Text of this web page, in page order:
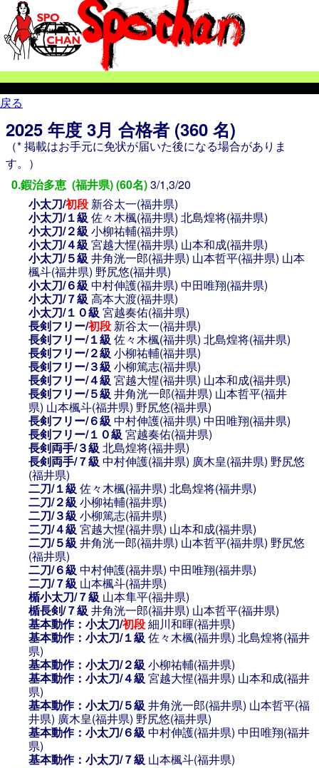
戻る
2025 年度 3月 合格者 (360 名)
（* 掲載はお手元に免状が届いた後になる場合がありま
す。）
0.鍜治多恵 (福井県) (60名)3/1,3/20
小太刀/初段 新谷太一(福井県)
小太刀/１級 佐々木楓(福井県) 北島煌将(福井県)
小太刀/２級 小柳祐輔(福井県)
小太刀/４級 宮越大惺(福井県) 山本和成(福井県)
小太刀/５級 井角洸一郎(福井県) 山本哲平(福井県) 山本
楓斗(福井県) 野尻悠(福井県)
小太刀/６級 中村伸護(福井県) 中田唯翔(福井県)
小太刀/７級 高本大渡(福井県)
小太刀/１０級 宮越奏佑(福井県)
長剣フリー/初段 新谷太一(福井県)
長剣フリー/１級 佐々木楓(福井県) 北島煌将(福井県)
長剣フリー/２級 小柳祐輔(福井県)
長剣フリー/３級 小柳篤志(福井県)
長剣フリー/４級 宮越大惺(福井県) 山本和成(福井県)
長剣フリー/５級 井角洸一郎(福井県) 山本哲平(福井
県) 山本楓斗(福井県) 野尻悠(福井県)
長剣フリー/６級 中村伸護(福井県) 中田唯翔(福井県)
長剣フリー/１０級 宮越奏佑(福井県)
長剣両手/３級 北島煌将(福井県)
長剣両手/７級 中村伸護(福井県) 廣木皇(福井県) 野尻悠
(福井県)
二刀/１級 佐々木楓(福井県) 北島煌将(福井県)
二刀/２級 小柳祐輔(福井県)
二刀/３級 小柳篤志(福井県)
二刀/４級 宮越大惺(福井県) 山本和成(福井県)
二刀/５級 井角洸一郎(福井県) 山本哲平(福井県) 野尻悠
(福井県)
二刀/６級 中村伸護(福井県) 中田唯翔(福井県)
二刀/７級 山本楓斗(福井県)
楯小太刀/７級 山本隼平(福井県)
楯長剣/７級 井角洸一郎(福井県) 山本哲平(福井県)
基本動作：小太刀/初段細川和暉(福井県)
基本動作：小太刀/１級 佐々木楓(福井県) 北島煌将(福井
県)
基本動作：小太刀/２級 小柳祐輔(福井県)
基本動作：小太刀/４級 宮越大惺(福井県) 山本和成(福井
県)
基本動作：小太刀/５級 井角洸一郎(福井県) 山本哲平(福
井県) 廣木皇(福井県) 野尻悠(福井県)
基本動作：小太刀/６級 中村伸護(福井県) 中田唯翔(福井
県)
基本動作：小太刀/７級 山本楓斗(福井県)